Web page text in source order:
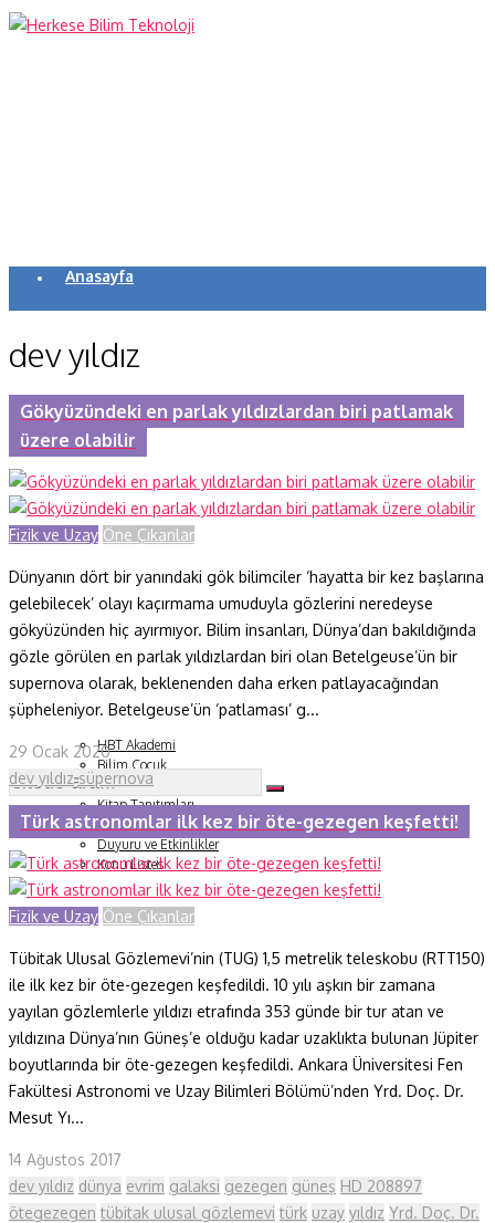
Anasayfa
Yazarlar
Makaleler
Dergi Sayıları
Yaşam Bilimleri
Sağlık
Fizik ve Uzay
Gezegenimiz
Teknoyaşam
Fazlası
HBT Akademi
Bilim Çocuk
Soru ve Yanıt
Kitap Tanıtımları
Tartışma
Duyuru ve Etkinlikler
Konu Listesi
dev yıldız
Gökyüzündeki en parlak yıldızlardan biri patlamak
üzere olabilir
Fizik ve Uzay Öne Çıkanlar
Dünyanın dört bir yanındaki gök bilimciler ‘hayatta bir kez başlarına
gelebilecek’ olayı kaçırmama umuduyla gözlerini neredeyse
gökyüzünden hiç ayırmıyor. Bilim insanları, Dünya’dan bakıldığında
gözle görülen en parlak yıldızlardan biri olan Betelgeuse’ün bir
supernova olarak, beklenenden daha erken patlayacağından
şüpheleniyor. Betelgeuse’ün ‘patlaması’ g...
29 Ocak 2020
dev yıldız süpernova
Türk astronomlar ilk kez bir öte-gezegen keşfetti!
Fizik ve Uzay Öne Çıkanlar
Tübitak Ulusal Gözlemevi’nin (TUG) 1,5 metrelik teleskobu (RTT150)
ile ilk kez bir öte-gezegen keşfedildi. 10 yılı aşkın bir zamana
yayılan gözlemlerle yıldızı etrafında 353 günde bir tur atan ve
yıldızına Dünya’nın Güneş’e olduğu kadar uzaklıkta bulunan Jüpiter
boyutlarında bir öte-gezegen keşfedildi. Ankara Üniversitesi Fen
Fakültesi Astronomi ve Uzay Bilimleri Bölümü’nden Yrd. Doç. Dr.
Mesut Yı...
14 Ağustos 2017
dev yıldız dünya evrim galaksi gezegen güneş HD 208897
ötegezegen tübitak ulusal gözlemevi türk uzay yıldız Yrd. Doç. Dr.